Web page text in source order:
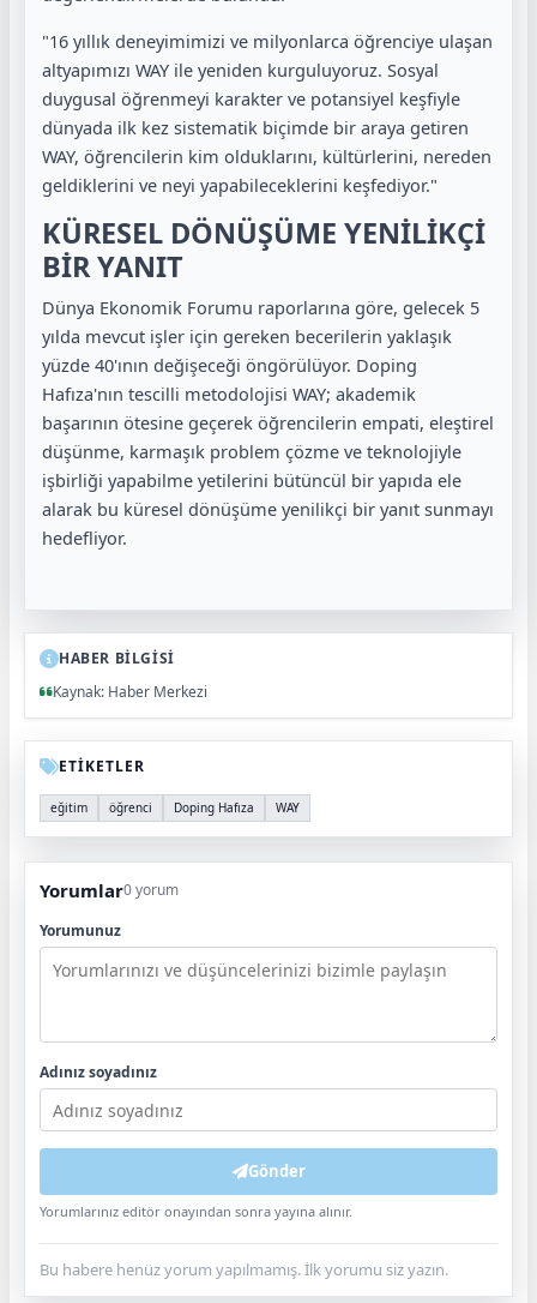
"16 yıllık deneyimimizi ve milyonlarca öğrenciye ulaşan
altyapımızı WAY ile yeniden kurguluyoruz. Sosyal
duygusal öğrenmeyi karakter ve potansiyel keşfiyle
dünyada ilk kez sistematik biçimde bir araya getiren
WAY, öğrencilerin kim olduklarını, kültürlerini, nereden
geldiklerini ve neyi yapabileceklerini keşfediyor."
KÜRESEL DÖNÜŞÜME YENİLİKÇİ
BİR YANIT
Dünya Ekonomik Forumu raporlarına göre, gelecek 5
yılda mevcut işler için gereken becerilerin yaklaşık
yüzde 40'ının değişeceği öngörülüyor. Doping
Hafıza'nın tescilli metodolojisi WAY; akademik
başarının ötesine geçerek öğrencilerin empati, eleştirel
düşünme, karmaşık problem çözme ve teknolojiyle
işbirliği yapabilme yetilerini bütüncül bir yapıda ele
alarak bu küresel dönüşüme yenilikçi bir yanıt sunmayı
hedefliyor.
HABER BİLGİSİ
Kaynak: Haber Merkezi
ETİKETLER
eğitim öğrenci Doping Hafıza WAY
Yorumlar0 yorum
Yorumunuz
Adınız soyadınız
Gönder
Yorumlarınız editör onayından sonra yayına alınır.
Bu habere henüz yorum yapılmamış. İlk yorumu siz yazın.